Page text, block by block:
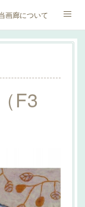
画廊について
F3